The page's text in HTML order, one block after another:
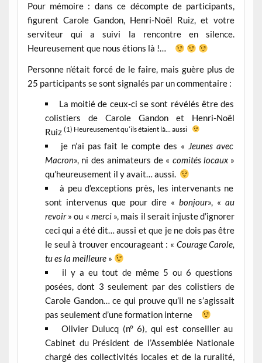
Pour mémoire : dans ce décompte de participants,
figurent Carole Gandon, Henri-Noël Ruiz, et votre
serviteur qui a suivi la rencontre en silence.
Heureusement que nous étions là !…
Personne n’était forcé de le faire, mais guère plus de
25 participants se sont signalés par un commentaire :
La moitié de ceux-ci se sont révélés être des
colistiers de Carole Gandon et Henri-Noël
Ruiz (1) Heureusement qu’ils étaient là… aussi
je n’ai pas fait le compte des « Jeunes avec
Macron», ni des animateurs de « comités locaux »
qu’heureusement il y avait… aussi.
à peu d’exceptions près, les intervenants ne
sont intervenus que pour dire «bonjour», «au
revoir» ou « merci», mais il serait injuste d’ignorer
ceci qui a été dit… aussi et que je ne dois pas être
le seul à trouver encourageant : « Courage Carole,
tu es la meilleure»
il y a eu tout de même 5 ou 6 questions
posées, dont 3 seulement par des colistiers de
Carole Gandon… ce qui prouve qu’il ne s’agissait
pas seulement d’une formation interne
Olivier Dulucq (n° 6), qui est conseiller au
Cabinet du Président de l’Assemblée Nationale
chargé des collectivités locales et de la ruralité,